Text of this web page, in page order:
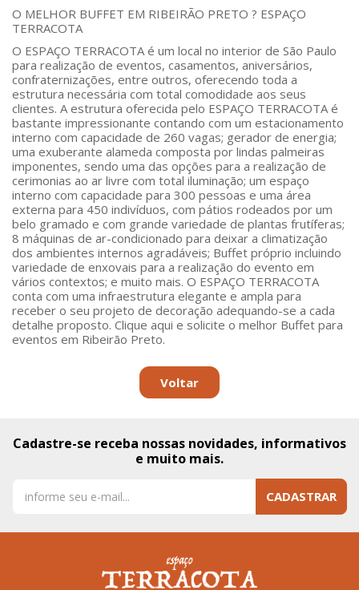
O MELHOR BUFFET EM RIBEIRÃO PRETO ? ESPAÇO
TERRACOTA
O ESPAÇO TERRACOTA é um local no interior de São Paulo
para realização de eventos, casamentos, aniversários,
confraternizações, entre outros, oferecendo toda a
estrutura necessária com total comodidade aos seus
clientes. A estrutura oferecida pelo ESPAÇO TERRACOTA é
bastante impressionante contando com um estacionamento
interno com capacidade de 260 vagas; gerador de energia;
uma exuberante alameda composta por lindas palmeiras
imponentes, sendo uma das opções para a realização de
cerimonias ao ar livre com total iluminação; um espaço
interno com capacidade para 300 pessoas e uma área
externa para 450 indivíduos, com pátios rodeados por um
belo gramado e com grande variedade de plantas frutíferas;
8 máquinas de ar-condicionado para deixar a climatização
dos ambientes internos agradáveis; Buffet próprio incluindo
variedade de enxovais para a realização do evento em
vários contextos; e muito mais. O ESPAÇO TERRACOTA
conta com uma infraestrutura elegante e ampla para
receber o seu projeto de decoração adequando-se a cada
detalhe proposto. Clique aqui e solicite o melhor Buffet para
eventos em Ribeirão Preto.
Voltar
Cadastre-se receba nossas novidades, informativos
e muito mais.
CADASTRAR